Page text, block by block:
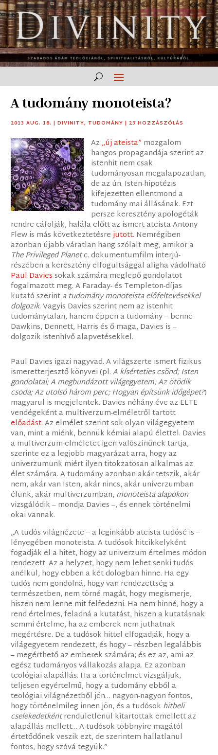
A tudomány monoteista?
2013 AUG. 18. |DIVINITY, TUDOMÁNY | 23 HOZZÁSZÓLÁS
Az „új ateista” mozgalom
hangos propagandája szerint az
istenhit nem csak
tudományosan megalapozatlan,
de az ún. Isten-hipotézis
kifejezetten ellentmond a
tudomány mai állásának. Ezt
persze keresztény apologéták
rendre cáfolják, halála előtt az ismert ateista Antony
Flew is más következtetésrejutott. Nemrégiben
azonban újabb váratlan hang szólalt meg, amikor a
The Privileged Planetc. dokumentumfilm interjú-
részében a keresztény elfogultsággal aligha vádolható
Paul Daviessokak számára meglepő gondolatot
fogalmazott meg. A Faraday- és Templeton-díjas
kutató szerinta tudomány monoteista előfeltevésekkel
dolgozik. Vagyis Davies szerint nem az istenhit
tudománytalan, hanem éppen a tudomány – benne
Dawkins, Dennett, Harris és ő maga, Davies is –
dolgozik istenhívő alapvetésekkel.
Paul Davies igazi nagyvad. A világszerte ismert fizikus
ismeretterjesztő könyvei (pl.A kísérteties csönd; Isten
gondolatai; A megbundázott világegyetem; Az ötödik
csoda; Az utolsó három perc; Hogyan építsünk időgépet?)
magyarul is megjelentek. Davies néhány éve az ELTE
vendégeként a multiverzum-elméletről tartott
előadást. Az elmélet szerint sok olyan világegyetem
van, mint a miénk, bennük kémiai alapú élettel. Davies
a multiverzum-elméletet igen valószínűnek tartja,
szerinte ez a legjobb magyarázat arra, hogy az
univerzumunk miért ilyen titokzatosan alkalmas az
élet számára. A tudomány azonban akár tetszik, akár
nem, akár van Isten, akár nincs, akár univerzumban
élünk, akár multiverzumban, monoteista alapokon
vizsgálódik – mondja Davies –, és ennek történelmi
okai vannak.
„A tudós világnézete – a leginkább ateista tudósé is –
lényegében monoteista. A tudósok hitcikkelyként
fogadják el a hitet, hogy az univerzum értelmes módon
rendezett. Az a helyzet, hogy nem lehet senki tudós
anélkül, hogy ebben a két dologban hinne. Ha egy
tudós nem gondolná, hogy van rendezettség a
természetben, nem törné magát, hogy megismerje,
hiszen nem lenne mit felfedezni. Ha nem hinné, hogy a
rend értelmes, feladná a kutatást, hiszen a kutatásnak
semmi értelme, ha az emberek nem juthatnak
megértésre. De a tudósok hittel elfogadják, hogy a
világegyetem rendezett, és hogy – részben legalábbis
– megérthető az emberek számára; és ez az, ami az
egész tudományos vállakozás alapja. Ez azonban
teológiai alapállás. Ha a történelmet vizsgáljuk,
teljesen egyértelmű, hogy a tudomány ebből a
teológiai világnézetből jön… nagyon-nagyon fontos,
hogy történelmileg innen jön, és a tudósok hitbeli
cselekedetkéntrendületlenül kitartottak emellett az
alapállás mellett… A tudósok többnyire magától
értetődőnek veszik ezt, de szerintem hallatlanul
fontos, hogy szóvá tegyük.”